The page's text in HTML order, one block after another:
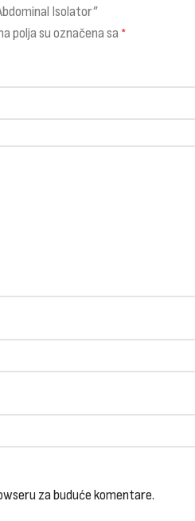
Isolator”
polja su označena sa *
za buduće komentare.